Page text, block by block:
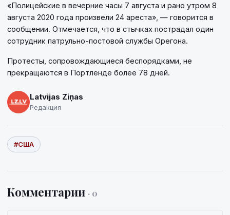
«Полицейские в вечерние часы 7 августа и рано утром 8
августа 2020 года произвели 24 ареста», — говорится в
сообщении. Отмечается, что в стычках пострадал один
сотрудник патрульно-постовой службы Орегона.
Протесты, сопровождающиеся беспорядками, не
прекращаются в Портленде более 78 дней.
Latvijas Ziņas
Редакция
#США
Комментарии · 0